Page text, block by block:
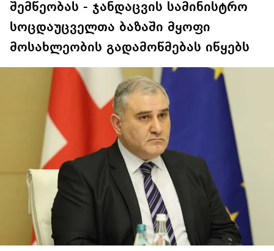
შემწეობას - ჯანდაცვის სამინისტრო
სოცდაუცველთა ბაზაში მყოფი
მოსახლეობის გადამოწმებას იწყებს